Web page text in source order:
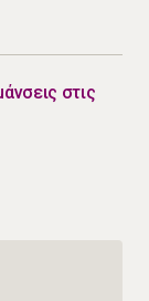
στις